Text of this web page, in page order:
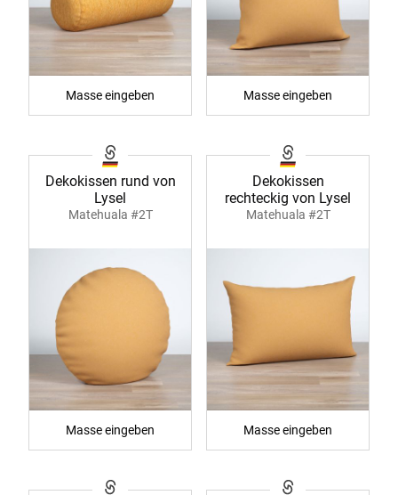
Masse eingeben Masse eingeben
Dekokissen rund von
Lysel
Matehuala #2T
Masse eingeben
Dekokissen
rechteckig von Lysel
Matehuala #2T
Masse eingeben